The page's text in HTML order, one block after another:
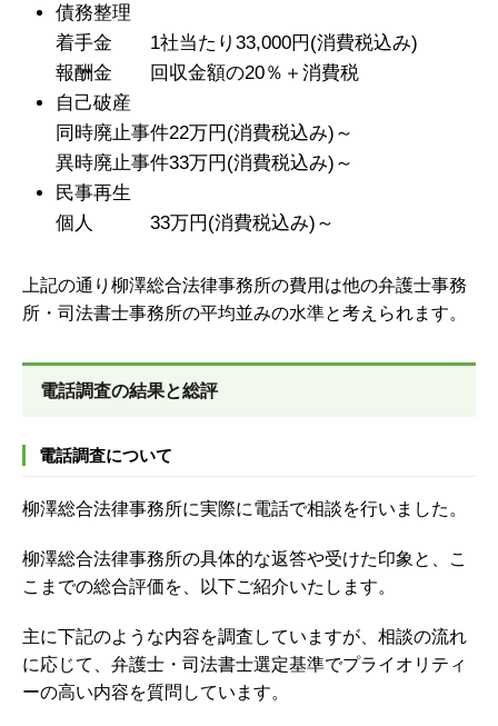
債務整理
着手金 1社当たり33,000円(消費税込み)
報酬金 回収金額の20％＋消費税
自己破産
同時廃止事件22万円(消費税込み)～
異時廃止事件33万円(消費税込み)～
民事再生
個人 33万円(消費税込み)～
上記の通り柳澤総合法律事務所の費用は他の弁護士事務
所・司法書士事務所の平均並みの水準と考えられます。
電話調査の結果と総評
電話調査について
柳澤総合法律事務所に実際に電話で相談を行いました。
柳澤総合法律事務所の具体的な返答や受けた印象と、こ
こまでの総合評価を、以下ご紹介いたします。
主に下記のような内容を調査していますが、 相談の流れ
に応じて、弁護士・司法書士選定基準でプライオリティ
ーの高い内容を質問しています。